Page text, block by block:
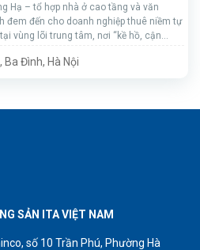
Hạ – tổ hợp nhà ở cao tầng và văn
đem đến cho doanh nghiệp thuê niềm tự
vùng lõi trung tâm, nơi “kề hồ, cận
Ba Đình, Hà Nội
SẢN ITA VIỆT NAM
số 10 Trần Phú, Phường Hà